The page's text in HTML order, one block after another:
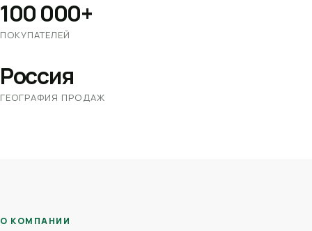
100 000+
ПОКУПАТЕЛЕЙ
Россия
ГЕОГРАФИЯ ПРОДАЖ
О КОМПАНИИ